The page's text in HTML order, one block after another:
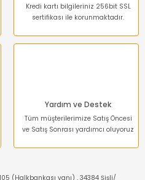
Kredi kartı bilgileriniz 256bit SSL
sertifikası ile korunmaktadır.
Yardım ve Destek
Tüm müşterilerimize Satış Öncesi
ve Satış Sonrası yardımcı oluyoruz
(Halkbankası yanı) , 34384 Şişli/